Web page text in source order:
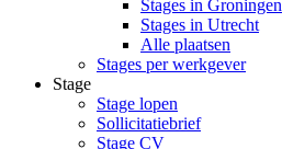
Stages in Groningen
Stages in Utrecht
Alle plaatsen
Stages per werkgever
Stage
Stage lopen
Sollicitatiebrief
Stage CV